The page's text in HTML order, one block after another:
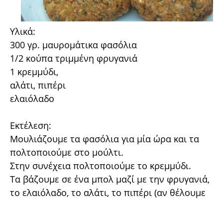
Υλικά:
300 γρ. μαυρομάτικα φασόλια
1/2 κούπα τριμμένη φρυγανιά
1 κρεμμύδι,
αλάτι, πιπέρι
ελαιόλαδο
Εκτέλεση:
Μουλιάζουμε τα φασόλια για μία ώρα και τα
πολτοποιούμε στο μούλτι.
Στην συνέχεια πολτοποιούμε το κρεμμύδι.
Τα βάζουμε σε ένα μπολ μαζί με την φρυγανιά,
το ελαιόλαδο, το αλάτι, το πιπέρι (αν θέλουμε